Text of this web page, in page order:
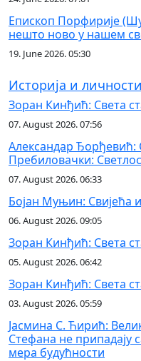
Епископ Порфирије
нешто ново у нашем
19. June 2026. 05:30
Историја и личности
Зоран Кинђић: Света
07. August 2026. 07:56
Александар Ђорђевић:
Пребиловачки:
07. August 2026. 06:33
Бојан Муњин: Свијећа
06. August 2026. 09:05
Зоран Кинђић: Света
05. August 2026. 06:42
Зоран Кинђић: Света
03. August 2026. 05:59
Јасмина С. Ћирић:
Стефана не припадају
мера будућности